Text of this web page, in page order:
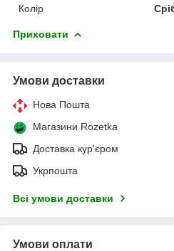
Колір
Приховати
Умови доставки
Нова Пошта
Магазини Rozetka
Доставка кур'єром
Укрпошта
Всі умови доставки
Умови оплати